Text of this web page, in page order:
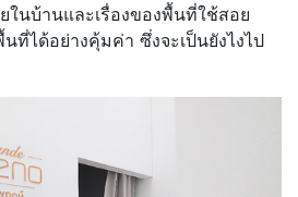
นบ้านและเรื่องของพื้นที่ใช้สอย
ที่ได้อย่างคุ้มค่า ซึ่งจะเป็นยังไงไป